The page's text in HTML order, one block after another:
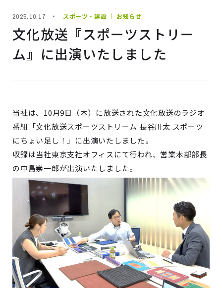
2025.10.17 スポーツ・建設 ｜ お知らせ
文化放送『スポーツストリー
ム』に出演いたしました
当社は、10月9日（木）に放送された文化放送のラジオ
番組「文化放送スポーツストリーム 長谷川太 スポーツ
にちょい足し！」に出演いたしました。
収録は当社東京支社オフィスにて行われ、営業本部部長
の中島崇一郎が出演いたしました。